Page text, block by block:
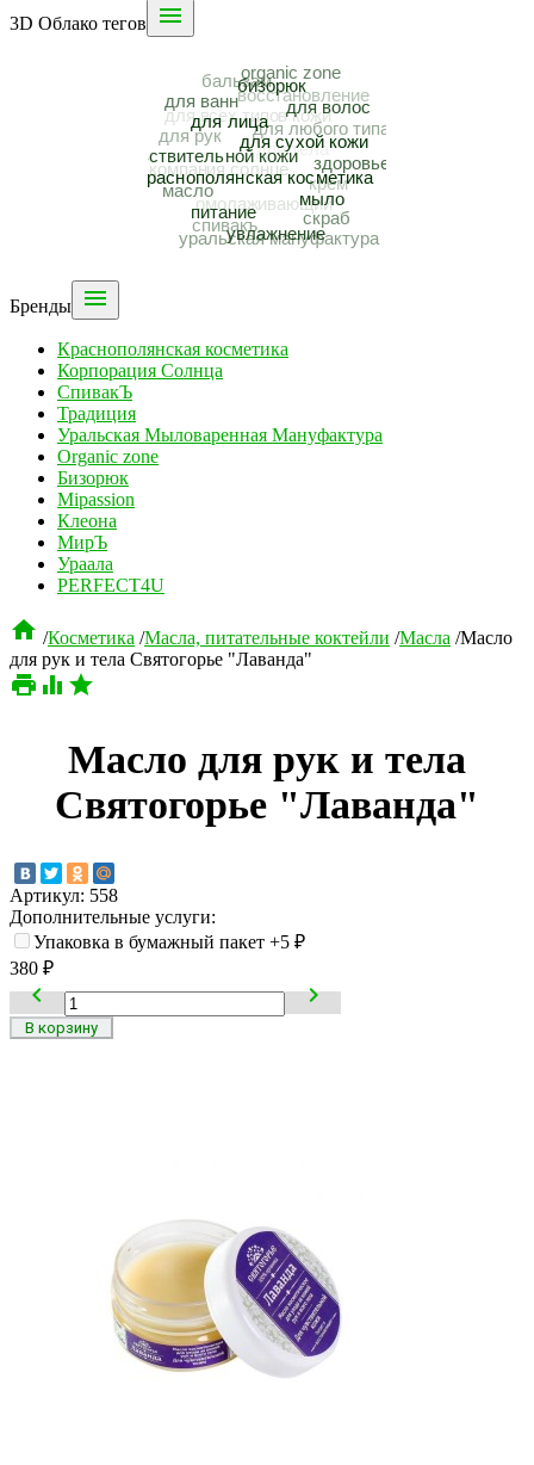
3D Облако тегов 
Бренды 
Краснополянская косметика
Корпорация Солнца
СпивакЪ
Традиция
Уральская Мыловаренная Мануфактура
Organic zone
Бизорюк
Mipassion
Клеона
МирЪ
Ураала
PERFECT4U
 /Косметика /Масла, питательные коктейли /Масла /Масло
для рук и тела Святогорье "Лаванда"
  
Масло для рук и тела
Святогорье "Лаванда"
Артикул: 558
Дополнительные услуги:
Упаковка в бумажный пакет +5 ₽
380 ₽
 